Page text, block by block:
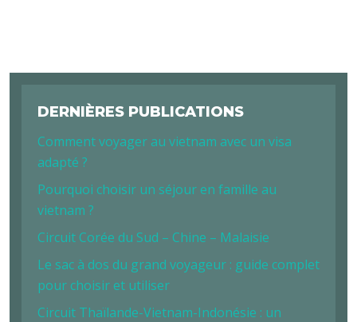
DERNIÈRES PUBLICATIONS
Comment voyager au vietnam avec un visa
adapté ?
Pourquoi choisir un séjour en famille au
vietnam ?
Circuit Corée du Sud – Chine – Malaisie
Le sac à dos du grand voyageur : guide complet
pour choisir et utiliser
Circuit Thaïlande-Vietnam-Indonésie : un